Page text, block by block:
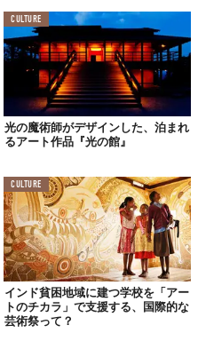
CULTURE
光の魔術師がデザインした、泊まれ
るアート作品『光の館』
CULTURE
インド貧困地域に建つ学校を「アー
トのチカラ」で支援する、国際的な
芸術祭って？